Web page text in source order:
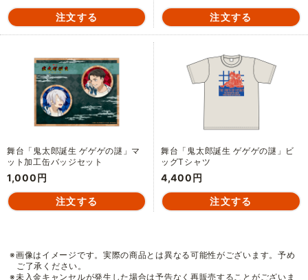
舞台「鬼太郎誕生 ゲゲゲの謎」マ
ット加工缶バッジセット
1,000円
舞台「鬼太郎誕生 ゲゲゲの謎」ビ
ッグTシャツ
4,400円
※画像はイメージです。実際の商品とは異なる可能性がございます。予め
ご了承ください。
※未入金キャンセルが発生した場合は予告なく再販売することがございま